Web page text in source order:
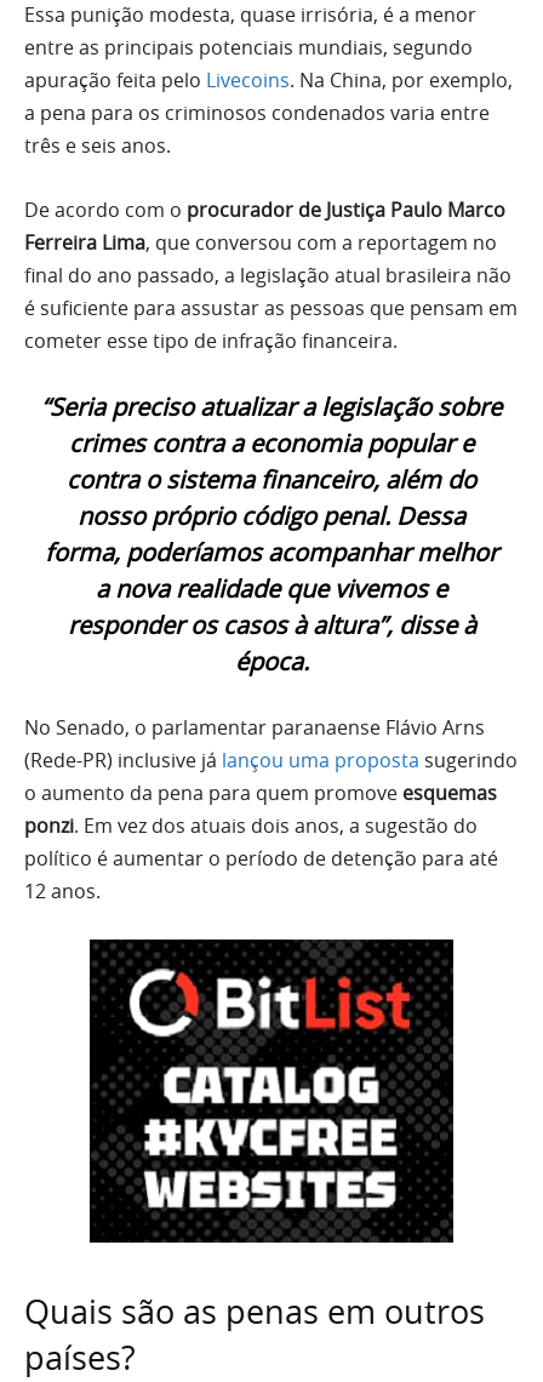
Essa punição modesta, quase irrisória, é a menor
entre as principais potenciais mundiais, segundo
apuração feita pelo Livecoins. Na China, por exemplo,
a pena para os criminosos condenados varia entre
três e seis anos.
De acordo com o procurador de Justiça Paulo Marco
Ferreira Lima, que conversou com a reportagem no
final do ano passado, a legislação atual brasileira não
é suficiente para assustar as pessoas que pensam em
cometer esse tipo de infração financeira.
“Seria preciso atualizar a legislação sobre
crimes contra a economia popular e
contra o sistema financeiro, além do
nosso próprio código penal. Dessa
forma, poderíamos acompanhar melhor
a nova realidade que vivemos e
responder os casos à altura”, disse à
época.
No Senado, o parlamentar paranaense Flávio Arns
(Rede-PR) inclusive já lançou uma proposta sugerindo
o aumento da pena para quem promove esquemas
ponzi. Em vez dos atuais dois anos, a sugestão do
político é aumentar o período de detenção para até
12 anos.
Quais são as penas em outros
países?